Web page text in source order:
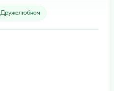
Дружелюбном